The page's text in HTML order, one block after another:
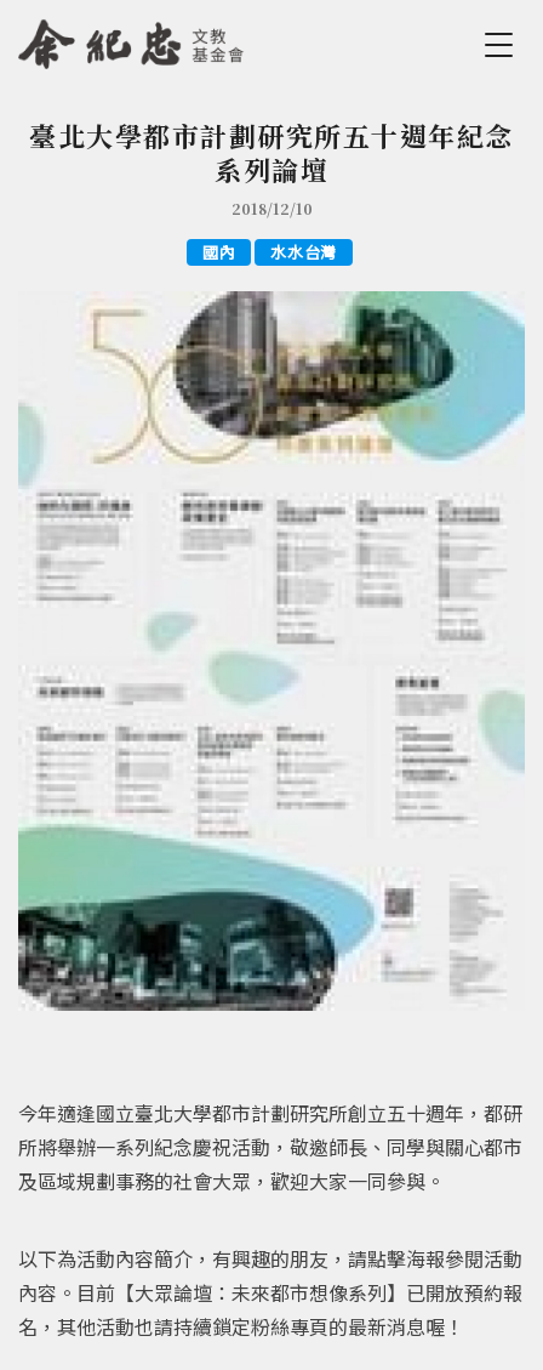
Jump to Navigation
Jump to Main content
您在這裡
臺北大學都市計劃研究所五十週年紀念
系列論壇
2018/12/10
國內 水水台灣
今年適逢國立臺北大學都市計劃研究所創立五十週年，都研
所將舉辦一系列紀念慶祝活動，敬邀師長、同學與關心都市
及區域規劃事務的社會大眾，歡迎大家一同參與。
以下為活動內容簡介，有興趣的朋友，請點擊海報參閱活動
內容。目前【大眾論壇：未來都市想像系列】已開放預約報
名，其他活動也請持續鎖定粉絲專頁的最新消息喔！